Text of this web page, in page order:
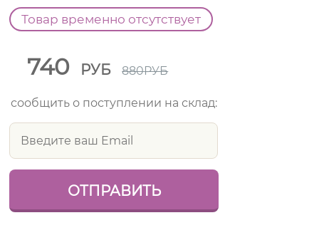
Товар временно отсутствует
740 РУБ 880РУБ
сообщить о поступлении на склад: